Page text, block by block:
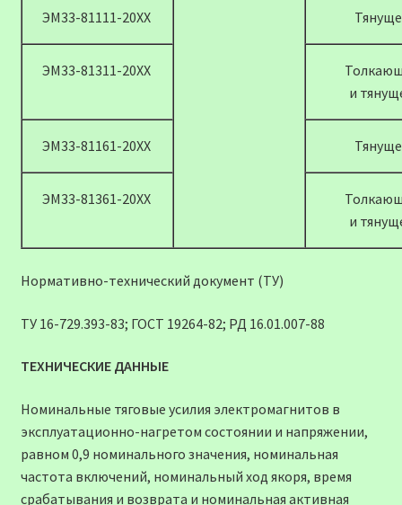
ЭМ33-81111-20ХХ
ЭМ33-81311-20ХХ
и
ЭМ33-81161-20ХХ
ЭМ33-81361-20ХХ
и
Нормативно-технический документ (ТУ)
ТУ 16-729.393-83; ГОСТ 19264-82; РД 16.01.007-88
ТЕХНИЧЕСКИЕ ДАННЫЕ
Номинальные тяговые усилия электромагнитов в
эксплуатационно-нагретом состоянии и напряжении,
равном 0,9 номинального значения, номинальная
частота включений, номинальный ход якоря, время
срабатывания и возврата и номинальная активная